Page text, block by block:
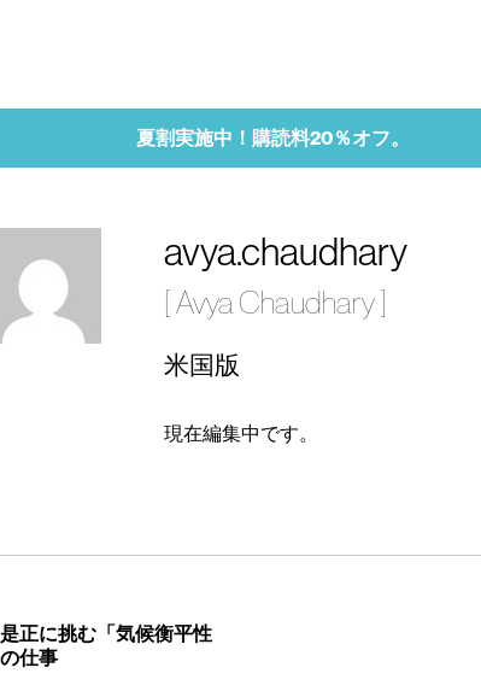
夏割実施中！購読料20％オフ。
avya.chaudhary
[ Avya Chaudhary ]
米国版
現在編集中です。
正に挑む「気候衡平性
仕事